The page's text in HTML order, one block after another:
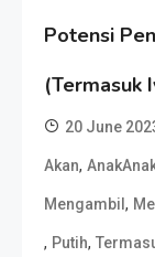
Potensi
(Termasuk
20 June
Akan,
Mengambil ,
, Putih,